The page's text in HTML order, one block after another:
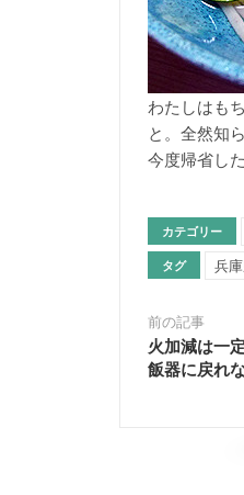
わたしはも
と。全然知
今度帰省し
カテゴリー
タグ 兵
前の記事
火加減は一
飯器に戻れな